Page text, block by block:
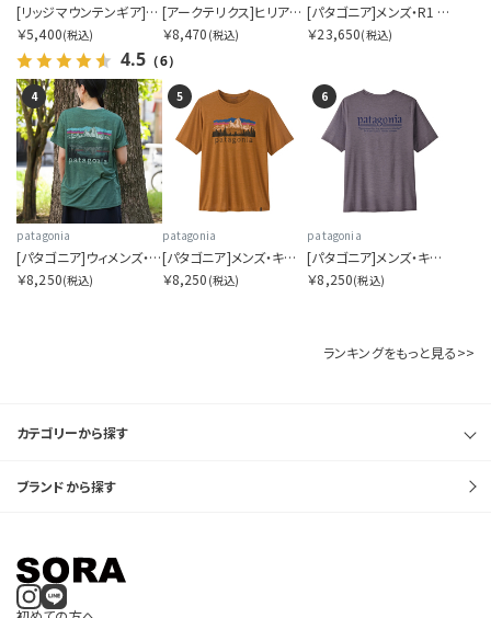
[リッジマウンテンギア]サンシェード 2026
￥5,400(税込)
4.5 （6）
[アークテリクス]ヒリアド クロスボディ
￥8,470 (税込)
[パタゴニア]メンズ・R1 エア・ジャケット
￥23,650(税込)
4
patagonia
[パタゴニア]ウィメンズ・キャプリーン・クール・デイリー・シャツ（フィッツロイ・フットヒルズ）
￥8,250(税込)
5
patagonia
[パタゴニア]メンズ・キャプリーン・クール・デイリー・シャツ（フィッツロイ・フットヒルズ）
￥8,250 (税込)
6
patagonia
[パタゴニア]メンズ・キャプリーン・クール・デイリー・シャツ（ハット・トリッパー）
￥8,250(税込)
ランキングをもっと見る>>
カテゴリーから探す
ブランドから探す